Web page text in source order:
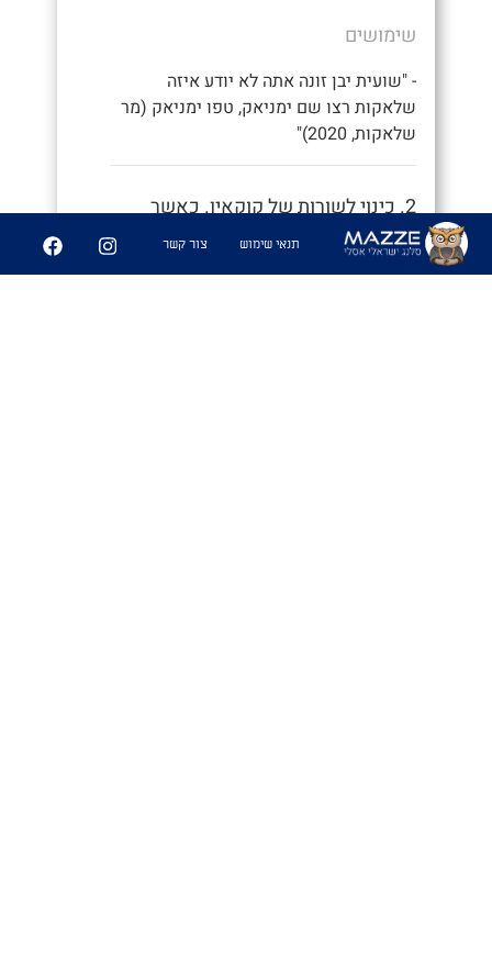
שימושים
- "שועית יבן זונה אתה לא יודע איזה
שלאקות רצו שם ימניאק, טפו ימניאק (מר
שלאקות, 2020)"
2. כינוי לשורות של קוקאין. כאשר
מרתכים השורות הבולטות שנותרות
נקראים בפי הבנאים שלאקות, ועל
תנאי שימוש צור קשר